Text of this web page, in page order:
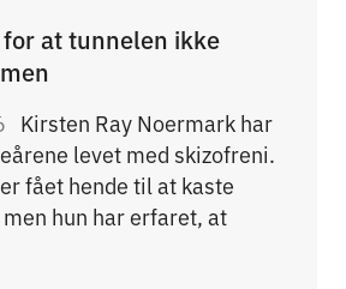
at tunnelen ikke
Kirsten Ray Noermark har
levet med skizofreni.
fået hende til at kaste
hun har erfaret, at